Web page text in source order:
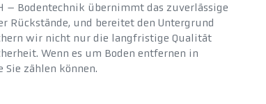
– Bodentechnik übernimmt das zuverlässige
Rückstände, und bereitet den Untergrund
wir nicht nur die langfristige Qualität
Wenn es um Boden entfernen in
zählen können.